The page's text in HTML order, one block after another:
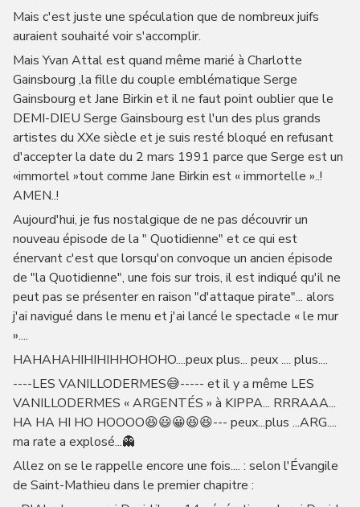
Mais c'est juste une spéculation que de nombreux juifs
auraient souhaité voir s'accomplir.
Mais Yvan Attal est quand même marié à Charlotte
Gainsbourg ,la fille du couple emblématique Serge
Gainsbourg et Jane Birkin et il ne faut point oublier que le
DEMI-DIEU Serge Gainsbourg est l'un des plus grands
artistes du XXe siècle et je suis resté bloqué en refusant
d'accepter la date du 2 mars 1991 parce que Serge est un
«immortel »tout comme Jane Birkin est « immortelle »..!
AMEN..!
Aujourd'hui, je fus nostalgique de ne pas découvrir un
nouveau épisode de la " Quotidienne" et ce qui est
énervant c'est que lorsqu'on convoque un ancien épisode
de "la Quotidienne", une fois sur trois, il est indiqué qu'il ne
peut pas se présenter en raison "d'attaque pirate"... alors
j'ai navigué dans le menu et j'ai lancé le spectacle « le mur
»....
HAHAHAHIHIHIHHOHOHO....peux plus... peux .... plus....
----LES VANILLODERMES😅----- et il y a même LES
VANILLODERMES « ARGENTÉS » à KIPPA... RRRAAA...
HA HA HI HO HOOOO😆😃😀😆😆--- peux...plus ...ARG....
ma rate a explosé...👻
Allez on se le rappelle encore une fois.... : selon l'Évangile
de Saint-Mathieu dans le premier chapitre :